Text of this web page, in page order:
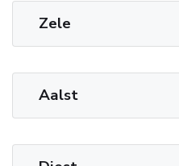
Zele
Aalst